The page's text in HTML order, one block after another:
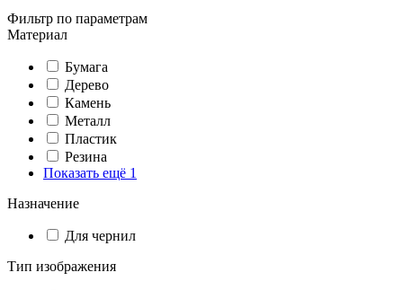
Фильтр по параметрам
Материал
Бумага
Дерево
Камень
Металл
Пластик
Резина
Показать ещё 1
Назначение
Для чернил
Тип изображения